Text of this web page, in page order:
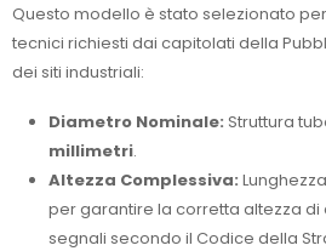
Questo modello è stato selezionato
tecnici richiesti dai capitolati della
dei siti industriali:
Diametro Nominale: Struttura
millimetri.
Altezza Complessiva:
per garantire la corretta altezza di
segnali secondo il Codice della